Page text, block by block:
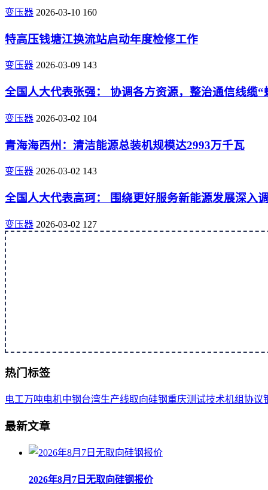
变压器 2026-03-10 160
特高压钱塘江换流站启动年度检修工作
变压器 2026-03-09 143
全国人大代表张强： 协调各方资源，整治通信线缆“
变压器 2026-03-02 104
青海海西州：清洁能源总装机规模达2993万千瓦
变压器 2026-03-02 143
全国人大代表高珂： 围绕更好服务新能源发展深入
变压器 2026-03-02 127
热门标签
电工万吨电机中钢台湾生产线取向硅钢重庆测试技术机组协议
最新文章
2026年8月7日无取向硅钢报价